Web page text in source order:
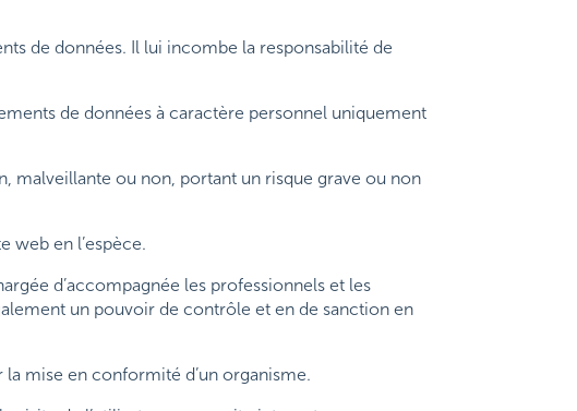
de données. Il lui incombe la responsabilité de
de données à caractère personnel uniquement
malveillante ou non, portant un risque grave ou non
web en l’espèce.
d’accompagnée les professionnels et les
un pouvoir de contrôle et en de sanction en
la mise en conformité d’un organisme.